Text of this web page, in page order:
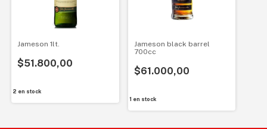
Jameson 1lt.
$51.800,00
2 en stock
Jameson black barrel
700cc
$61.000,00
1 en stock